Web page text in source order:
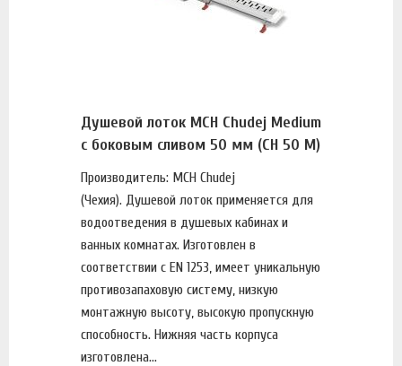
Душевой лоток MCH Chudej Medium
с боковым сливом 50 мм (CH 50 M)
Производитель: MCH Chudej
(Чехия). Душевой лоток применяется для
водоотведения в душевых кабинах и
ванных комнатах. Изготовлен в
соответствии с EN 1253, имеет уникальную
противозапаховую систему, низкую
монтажную высоту, высокую пропускную
способность. Нижняя часть корпуса
изготовлена...